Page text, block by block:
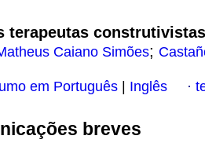
terapeutas
Caiano Simões;
em Português | Inglês ·
breves